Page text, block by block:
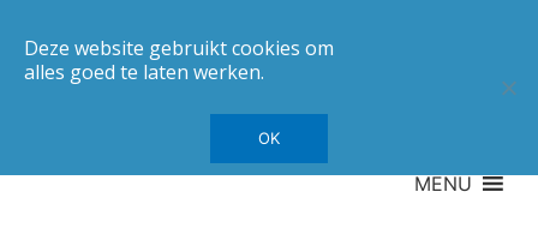
MENU
Deze website gebruikt cookies om
alles goed te laten werken.
OK